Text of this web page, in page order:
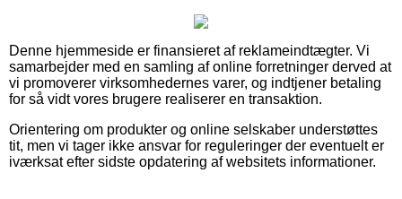
Denne hjemmeside er finansieret af reklameindtægter. Vi
samarbejder med en samling af online forretninger derved at
vi promoverer virksomhedernes varer, og indtjener betaling
for så vidt vores brugere realiserer en transaktion.
Orientering om produkter og online selskaber understøttes
tit, men vi tager ikke ansvar for reguleringer der eventuelt er
iværksat efter sidste opdatering af websitets informationer.